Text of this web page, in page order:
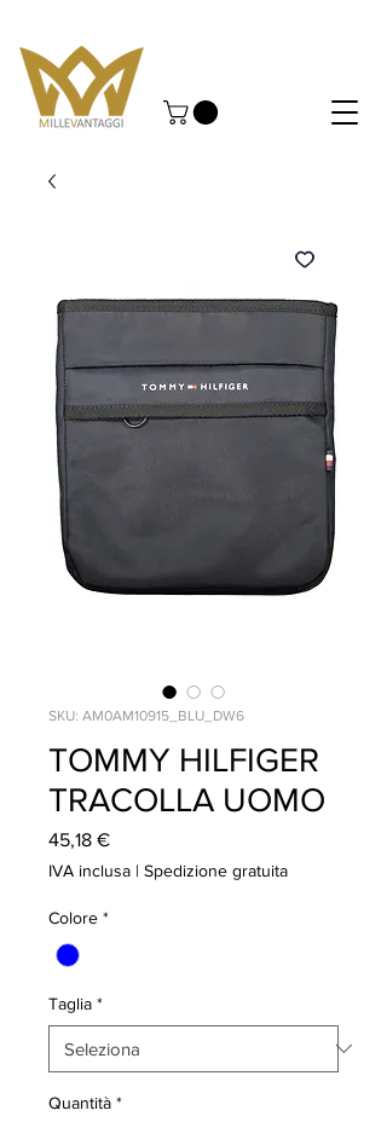
SKU: AM0AM10915_BLU_DW6
TOMMY HILFIGER
TRACOLLA UOMO
45,18 €Prezzo
IVA inclusa | Spedizione gratuita
Colore *
Taglia *
Quantità *